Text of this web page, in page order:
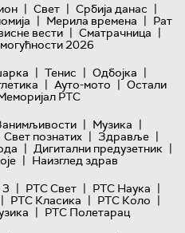
| Свет | Србија данас |
| Мерила времена | Рат
вести | Сматрачница |
2026
| Тенис | Одбојка |
| Ауто-мото | Остали
РТС
| Музика |
Свет познатих | Здравље |
| Дигитални предузетник |
| Наизглед здрав
| РТС Свет | РТС Наука |
| РТС Класика | РТС Коло |
| РТС Полетарац